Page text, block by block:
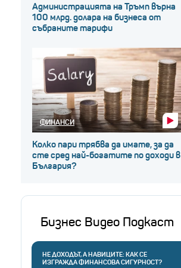
Администрацията на Тръмп върна
100 млрд. долара на бизнеса от
събраните тарифи
ФИНАНСИ
Колко пари трябва да имате, за да
сте сред най-богатите по доходи в
България?
Бизнес Видео Подкаст
НЕ ДОХОДЪТ, А НАВИЦИТЕ: КАК СЕ
ИЗГРАЖДА ФИНАНСОВА СИГУРНОСТ?